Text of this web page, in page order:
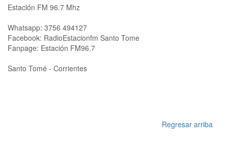
Estación FM 96.7 Mhz
Whatsapp: 3756 494127
Facebook: RadioEstacionfm Santo Tome
Fanpage: Estación FM96.7
Santo Tomé - Corrientes
Regresar arriba